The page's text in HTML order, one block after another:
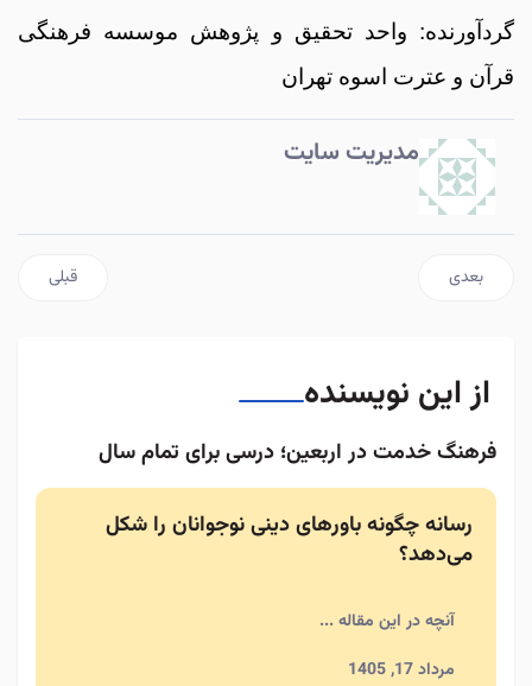
گردآورنده: واحد تحقیق و پژوهش موسسه فرهنگی
قرآن و عترت اسوه تهران
مدیریت سایت
مطلب
قبلی
مطلب بعدی: چه سنی برای خرید گوشی هوشمند برای کودکان مناسب است؟
بعدی
از این نویسنده
فرهنگ خدمت در اربعین؛ درسی برای تمام سال
رسانه چگونه باورهای دینی نوجوانان را شکل
می‌دهد؟
آنچه در این مقاله ...
مرداد 17, 1405